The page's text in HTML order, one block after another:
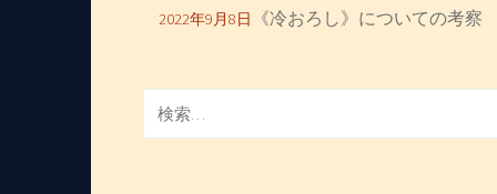
2022年9月8日 《冷おろし》についての考察
検
索: